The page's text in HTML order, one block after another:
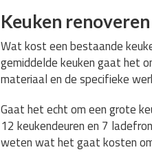
Keuken
Wat kost een bestaande
gemiddelde keuken gaat het
materiaal en de specifieke
Gaat het echt om een grote
12 keukendeuren en 7
weten wat het gaat kosten